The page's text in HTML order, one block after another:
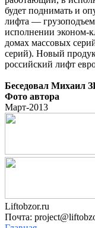
будет поднимать и
лифта —
исполнении эконом-
домах массовых
серий). Новый
российский лифт
Беседовал Михаил
Фото автора
Март-2013
Liftobzor.ru
Почта: